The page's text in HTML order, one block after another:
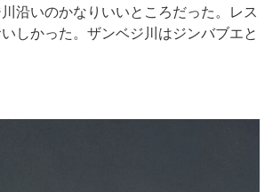
沿いのかなりいいところだった。レス
しかった。ザンベジ川はジンバブエと